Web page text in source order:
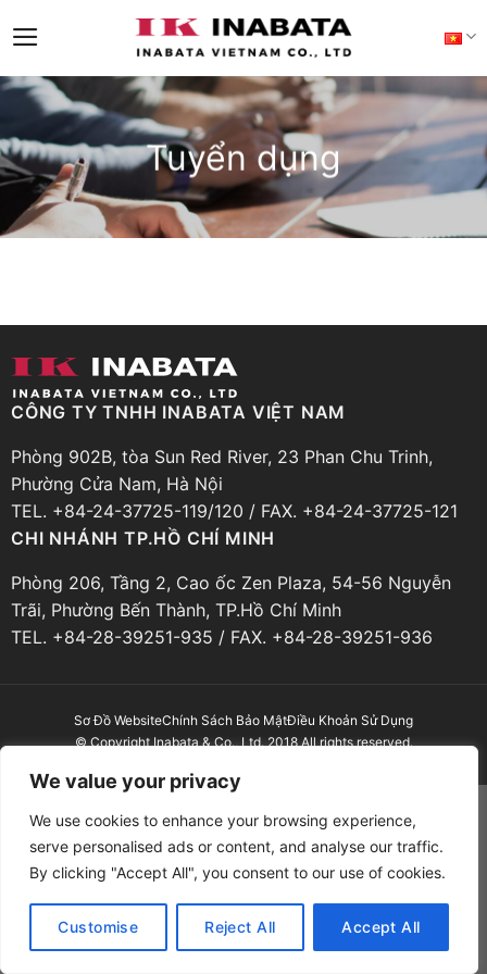
We value your privacy
We use cookies to enhance your browsing experience,
serve personalised ads or content, and analyse our traffic.
By clicking "Accept All", you consent to our use of cookies.
Customise Reject All Accept All
to
Tuyển dụng
CÔNG TY TNHH INABATA VIỆT NAM
Phòng 902B, tòa Sun Red River, 23 Phan Chu Trinh,
Phường Cửa Nam, Hà Nội
TEL. +84-24-37725-119/120 / FAX. +84-24-37725-121
CHI NHÁNH TP.HỒ CHÍ MINH
Phòng 206, Tầng 2, Cao ốc Zen Plaza, 54-56 Nguyễn
Trãi, Phường Bến Thành, TP.Hồ Chí Minh
TEL. +84-28-39251-935 / FAX. +84-28-39251-936
Sơ Đồ WebsiteChính Sách Bảo MậtĐiều Khoản Sử Dụng
© Copyright Inabata & Co., Ltd. 2018 All rights reserved.